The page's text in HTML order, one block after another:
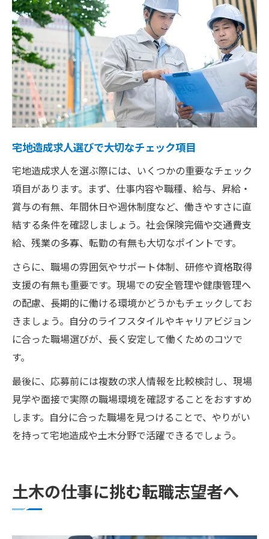
宅地造成求人選びで大切なチェック項目
宅地造成求人を選ぶ際には、いくつかの重要なチェック
項目があります。まず、仕事内容や職種、給与、昇給・
賞与の有無、年間休日や週休制度など、働きやすさに直
結する条件を確認しましょう。社会保険完備や交通費支
給、残業の多寡、転勤の有無も大切なポイントです。
さらに、職場の雰囲気やサポート体制、研修や資格取得
支援の有無も重要です。現場での安全管理や健康管理へ
の配慮、長期的に働ける環境かどうかもチェックしてお
きましょう。自分のライフスタイルやキャリアビジョン
に合った職場選びが、長く安定して働くためのコツで
す。
最後に、応募前には複数の求人情報を比較検討し、現場
見学や面接で実際の職場環境を確認することをおすすめ
します。自分に合った職場を見つけることで、やりがい
を持って宅地造成や土木分野で活躍できるでしょう。
土木の仕事に挑む転職志望者へ